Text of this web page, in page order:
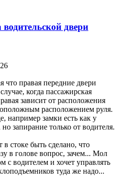
двери
что правая передние двери
когда пассажирская
зависит от расположения
расположением руля.
например замки есть как у
запирание только от водителя.
стоке быть сделано, что
в голове вопрос, зачем... Мол
с водителем и хочет управлять
туда же надо...